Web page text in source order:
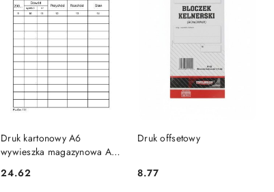
Druk kartonowy A6
wywieszka magazynowa A6
Cena:
24.62
DO KOSZYKA Druk offsetowy
Cena:
8.77